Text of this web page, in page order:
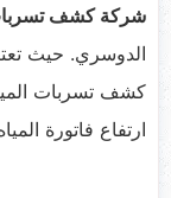
شركة كشف تسربات
الدوسري. حيث
كشف تسربات
ارتفاع فاتورة